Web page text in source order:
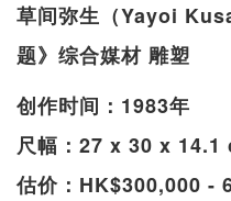
草间弥生（Yayoi
题》综合媒材 雕塑
创作时间：1983年
尺幅：27 x 30 x 14.1
估价：HK$300,000 -